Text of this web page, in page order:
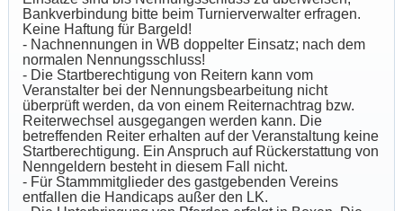
Bankverbindung bitte beim Turnierverwalter erfragen.
Keine Haftung für Bargeld!
- Nachnennungen in WB doppelter Einsatz; nach dem
normalen Nennungsschluss!
- Die Startberechtigung von Reitern kann vom
Veranstalter bei der Nennungsbearbeitung nicht
überprüft werden, da von einem Reiternachtrag bzw.
Reiterwechsel ausgegangen werden kann. Die
betreffenden Reiter erhalten auf der Veranstaltung keine
Startberechtigung. Ein Anspruch auf Rückerstattung von
Nenngeldern besteht in diesem Fall nicht.
- Für Stammmitglieder des gastgebenden Vereins
entfallen die Handicaps außer den LK.